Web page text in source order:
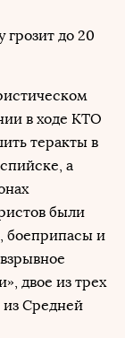
грозит до 20
в ходе КТО
теракты в
а
были
боеприпасы и
двое из трех
Средней